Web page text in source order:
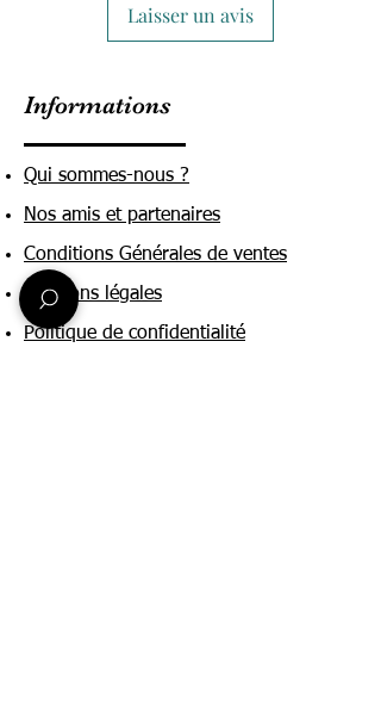
Laisser un avis
Informations
Qui sommes-nous ?
Nos amis et partenaires
Conditions Générales de ventes
Mentions légales
Politique de confidentialité